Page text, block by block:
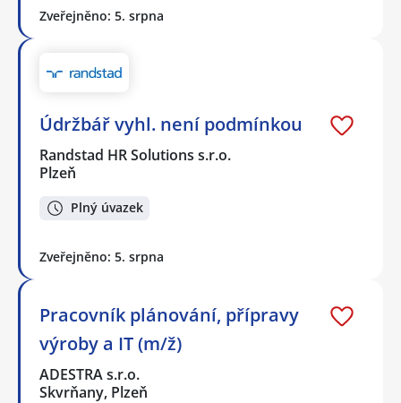
Zveřejněno: 5. srpna
Údržbář vyhl. není podmínkou
Randstad HR Solutions s.r.o.
Plzeň
Plný úvazek
Zveřejněno: 5. srpna
Pracovník plánování, přípravy
výroby a IT (m/ž)
ADESTRA s.r.o.
Skvrňany, Plzeň